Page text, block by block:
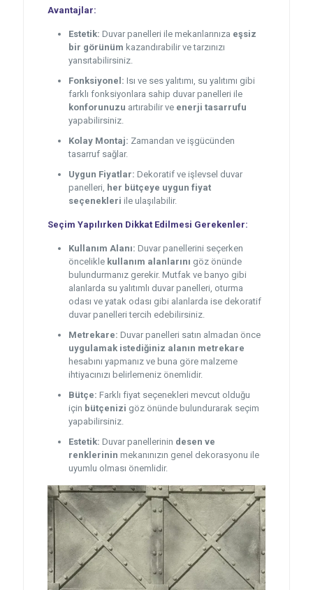
Avantajlar:
Estetik: Duvar panelleri ile mekanlarınıza eşsiz
bir görünüm kazandırabilir ve tarzınızı
yansıtabilirsiniz.
Fonksiyonel: Isı ve ses yalıtımı, su yalıtımı gibi
farklı fonksiyonlara sahip duvar panelleri ile
konforunuzu artırabilir ve enerji tasarrufu
yapabilirsiniz.
Kolay Montaj: Zamandan ve işgücünden
tasarruf sağlar.
Uygun Fiyatlar: Dekoratif ve işlevsel duvar
panelleri, her bütçeye uygun fiyat
seçenekleri ile ulaşılabilir.
Seçim Yapılırken Dikkat Edilmesi Gerekenler:
Kullanım Alanı: Duvar panellerini seçerken
öncelikle kullanım alanlarını göz önünde
bulundurmanız gerekir. Mutfak ve banyo gibi
alanlarda su yalıtımlı duvar panelleri, oturma
odası ve yatak odası gibi alanlarda ise dekoratif
duvar panelleri tercih edebilirsiniz.
Metrekare: Duvar panelleri satın almadan önce
uygulamak istediğiniz alanın metrekare
hesabını yapmanız ve buna göre malzeme
ihtiyacınızı belirlemeniz önemlidir.
Bütçe: Farklı fiyat seçenekleri mevcut olduğu
için bütçenizi göz önünde bulundurarak seçim
yapabilirsiniz.
Estetik: Duvar panellerinin desen ve
renklerinin mekanınızın genel dekorasyonu ile
uyumlu olması önemlidir.